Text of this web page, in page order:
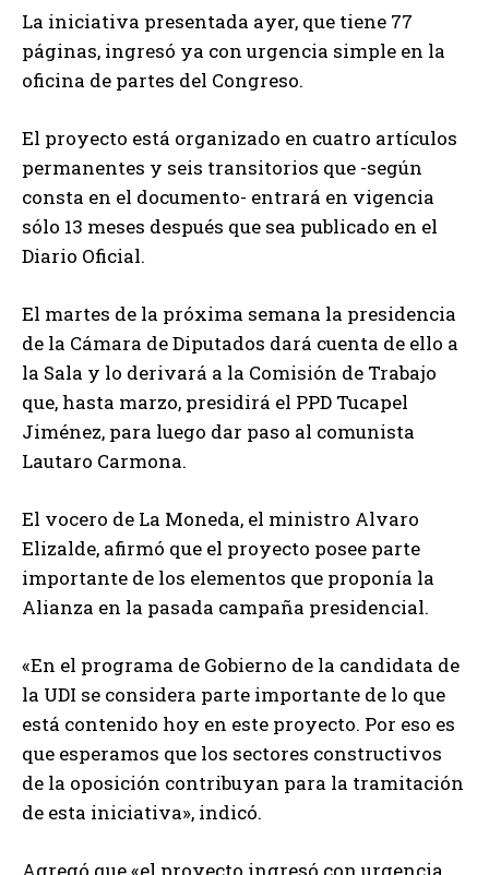
La iniciativa presentada ayer, que tiene 77
páginas, ingresó ya con urgencia simple en la
oficina de partes del Congreso.
El proyecto está organizado en cuatro artículos
permanentes y seis transitorios que -según
consta en el documento- entrará en vigencia
sólo 13 meses después que sea publicado en el
Diario Oficial.
El martes de la próxima semana la presidencia
de la Cámara de Diputados dará cuenta de ello a
la Sala y lo derivará a la Comisión de Trabajo
que, hasta marzo, presidirá el PPD Tucapel
Jiménez, para luego dar paso al comunista
Lautaro Carmona.
El vocero de La Moneda, el ministro Alvaro
Elizalde, afirmó que el proyecto posee parte
importante de los elementos que proponía la
Alianza en la pasada campaña presidencial.
«En el programa de Gobierno de la candidata de
la UDI se considera parte importante de lo que
está contenido hoy en este proyecto. Por eso es
que esperamos que los sectores constructivos
de la oposición contribuyan para la tramitación
de esta iniciativa», indicó.